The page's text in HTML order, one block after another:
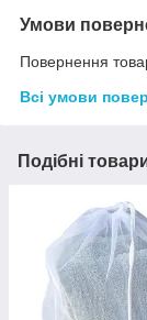
Умови
Повернення
Всі умови
Подібні